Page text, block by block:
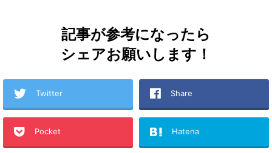
記事が参考になったら
シェアお願いします！
Twitter Share
Pocket Hatena